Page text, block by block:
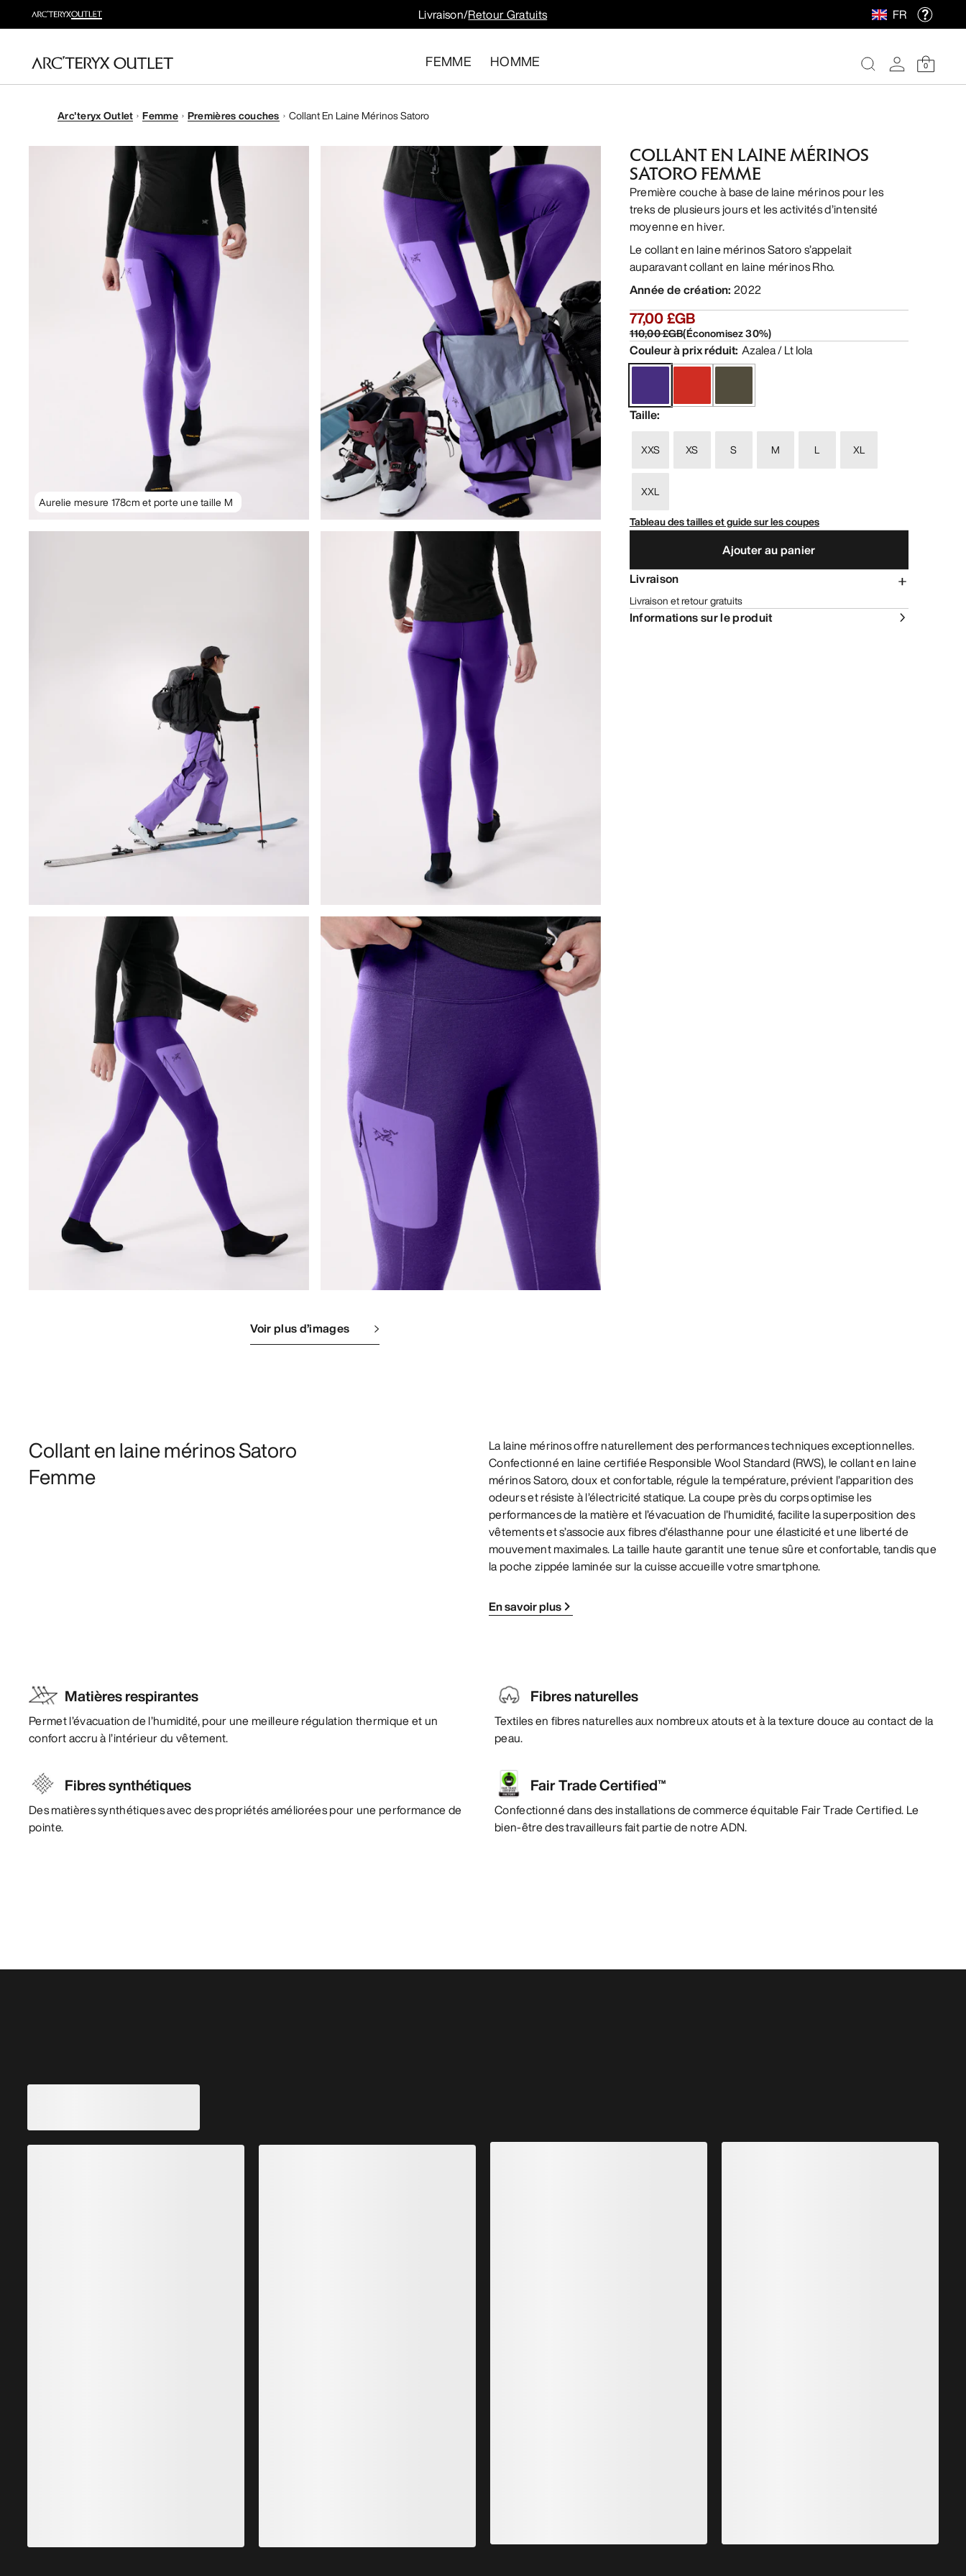
Livraison/Retour Gratuits FR
FEMME HOMME 0
Arc'teryx Outlet Femme Premières couches Collant En Laine Mérinos Satoro
Aurelie mesure 178cm et porte une taille M
Voir plus d’images
COLLANT EN LAINE MÉRINOS
SATORO FEMME
Première couche à base de laine mérinos pour les
treks de plusieurs jours et les activités d’intensité
moyenne en hiver.
Le collant en laine mérinos Satoro s’appelait
auparavant collant en laine mérinos Rho.
Année de création: 2022
77,00 £GB
110,00 £GB(Économisez30%)
Couleur à prix réduit: Azalea / Lt Iola
Taille:
XXS XS S M L XL
XXL
Tableau des tailles et guide sur les coupes
Ajouter au panier
Livraison
Livraison et retour gratuits
Informations sur le produit
Collant en laine mérinos Satoro
Femme
La laine mérinos offre naturellement des performances techniques exceptionnelles.
Confectionné en laine certifiée Responsible Wool Standard (RWS), le collant en laine
mérinos Satoro, doux et confortable, régule la température, prévient l’apparition des
odeurs et résiste à l’électricité statique. La coupe près du corps optimise les
performances de la matière et l’évacuation de l’humidité, facilite la superposition des
vêtements et s’associe aux fibres d’élasthanne pour une élasticité et une liberté de
mouvement maximales. La taille haute garantit une tenue sûre et confortable, tandis que
la poche zippée laminée sur la cuisse accueille votre smartphone.
En savoir plus
Matières respirantes
Permet l’évacuation de l’humidité, pour une meilleure régulation thermique et un
confort accru à l’intérieur du vêtement.
Fibres naturelles
Textiles en fibres naturelles aux nombreux atouts et à la texture douce au contact de la
peau.
Fibres synthétiques
Des matières synthétiques avec des propriétés améliorées pour une performance de
pointe.
Fair Trade Certified™
Confectionné dans des installations de commerce équitable Fair Trade Certified. Le
bien-être des travailleurs fait partie de notre ADN.